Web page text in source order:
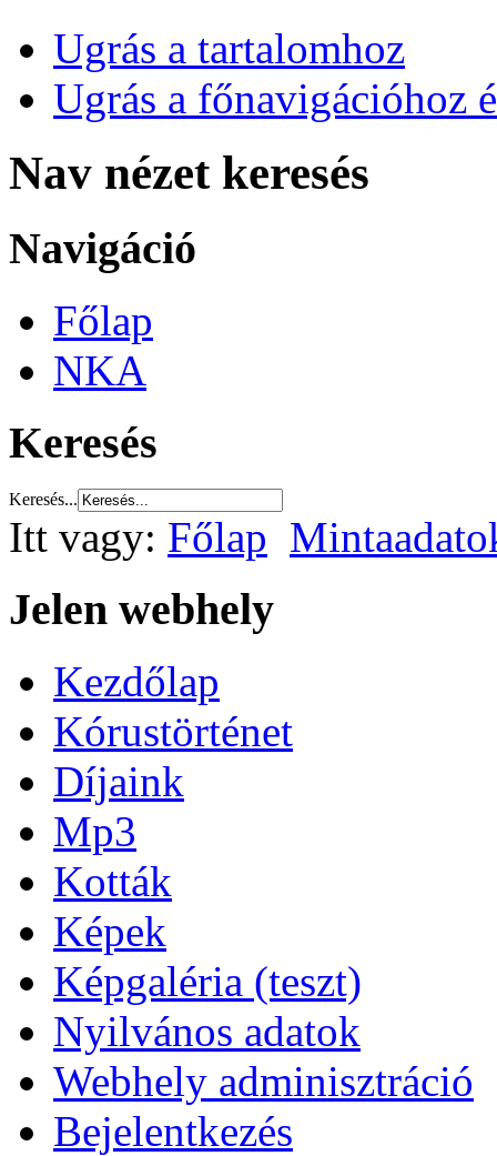
Ugrás a tartalomhoz
Ugrás a főnavigációhoz
Nav nézet keresés
Navigáció
Főlap
NKA
Keresés
Keresés...
Itt vagy: Főlap
Jelen webhely
Kezdőlap
Kórustörténet
Díjaink
Mp3
Kották
Képek
Képgaléria (teszt)
Nyilvános adatok
Webhely adminisztráció
Bejelentkezés